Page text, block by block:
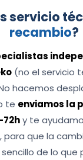
servicio
recambio?
(no el servicio
hacemos
te enviamos la
72hy te
para que la
de lo que